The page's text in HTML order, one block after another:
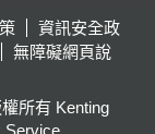
資訊安全政
無障礙網頁說
所有 Kenting